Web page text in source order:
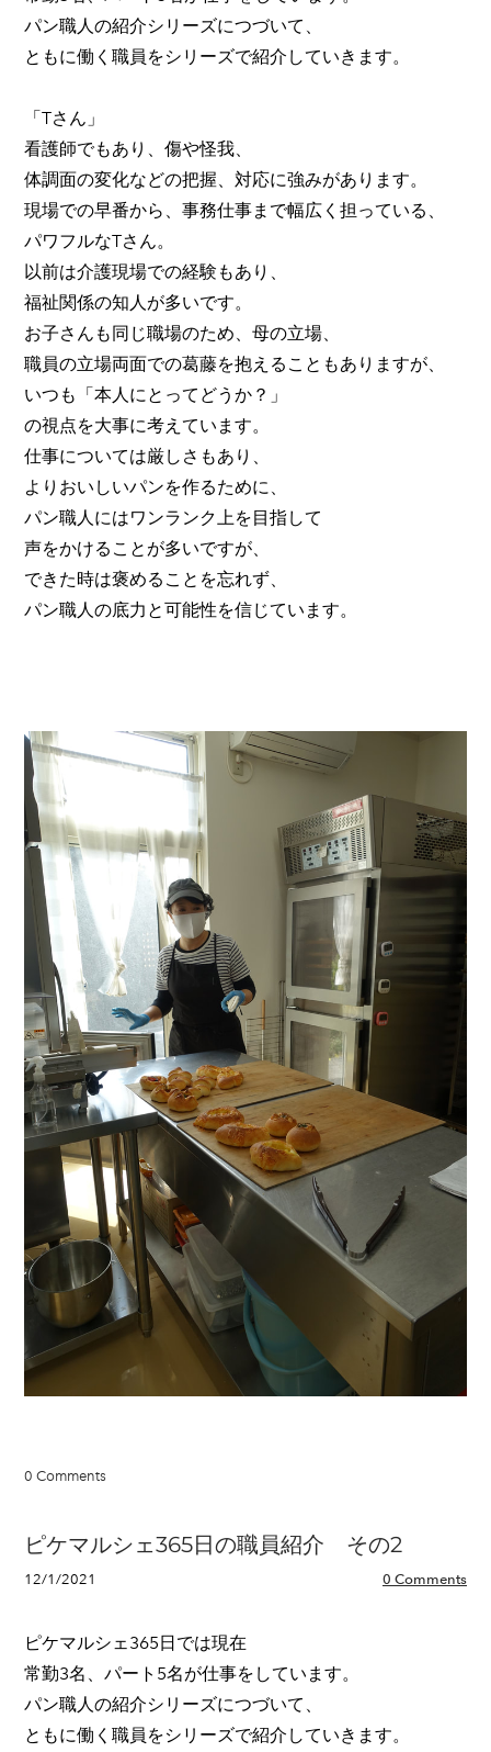
パン職人の紹介シリーズにつづいて、
​ともに働く職員をシリーズで紹介していきます。
「Tさん」
看護師でもあり、傷や怪我、
体調面の変化などの把握、対応に強みがあります。
現場での早番から、事務仕事まで幅広く担っている、
パワフルなTさん。
以前は介護現場での経験もあり、
福祉関係の知人が多いです。
お子さんも同じ職場のため、母の立場、
職員の立場両面での葛藤を抱えることもありますが、
いつも「本人にとってどうか？」
の視点を大事に考えています。
仕事については厳しさもあり、
よりおいしいパンを作るために、
パン職人にはワンランク上を目指して
声をかけることが多いですが、
できた時は褒めることを忘れず、
​パン職人の底力と可能性を信じています。
0 Comments
ピケマルシェ365日の職員紹介 その2
12/1/2021 0 Comments
ピケマルシェ365日では現在
常勤3名、パート5名が仕事をしています。
パン職人の紹介シリーズにつづいて、
ともに働く職員をシリーズで紹介していきます。